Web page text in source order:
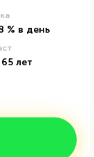
% в день
65 лет